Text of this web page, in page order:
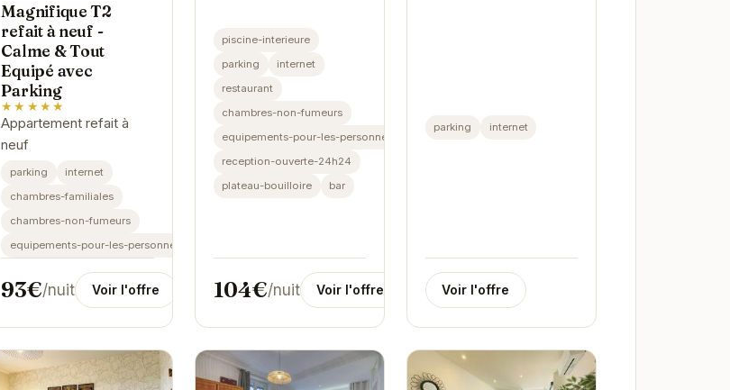
Magnifique T2
refait à neuf -
Calme & Tout
Equipé avec
Parking
★★★★★
Appartement refait à
neuf
parking
internet
chambres-familiales
chambres-non-fumeurs
equipements-pour-les-personnes-handicapees
93€/nuit Voir l'offre
piscine-interieure
parking
internet
restaurant
chambres-non-fumeurs
equipements-pour-les-personnes-handicapees
reception-ouverte-24h24
plateau-bouilloire
bar
104€/nuit Voir l'offre
parking internet
Voir l'offre